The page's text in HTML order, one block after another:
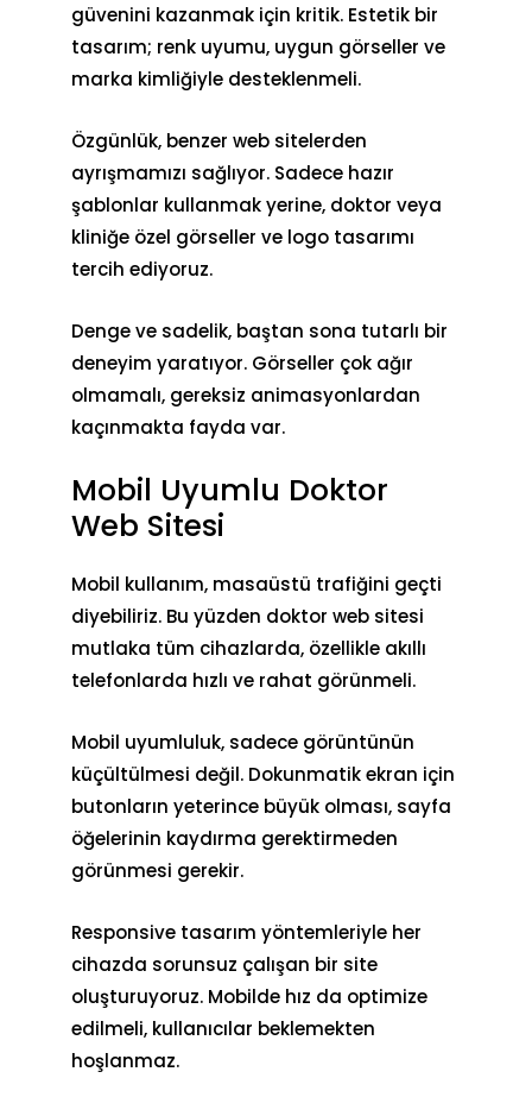
güvenini kazanmak için kritik. Estetik bir
tasarım; renk uyumu, uygun görseller ve
marka kimliğiyle desteklenmeli.
Özgünlük, benzer web sitelerden
ayrışmamızı sağlıyor. Sadece hazır
şablonlar kullanmak yerine, doktor veya
kliniğe özel görseller ve logo tasarımı
tercih ediyoruz.
Denge ve sadelik, baştan sona tutarlı bir
deneyim yaratıyor. Görseller çok ağır
olmamalı, gereksiz animasyonlardan
kaçınmakta fayda var.
Mobil Uyumlu Doktor
Web Sitesi
Mobil kullanım, masaüstü trafiğini geçti
diyebiliriz. Bu yüzden doktor web sitesi
mutlaka tüm cihazlarda, özellikle akıllı
telefonlarda hızlı ve rahat görünmeli.
Mobil uyumluluk, sadece görüntünün
küçültülmesi değil. Dokunmatik ekran için
butonların yeterince büyük olması, sayfa
öğelerinin kaydırma gerektirmeden
görünmesi gerekir.
Responsive tasarım yöntemleriyle her
cihazda sorunsuz çalışan bir site
oluşturuyoruz. Mobilde hız da optimize
edilmeli, kullanıcılar beklemekten
hoşlanmaz.